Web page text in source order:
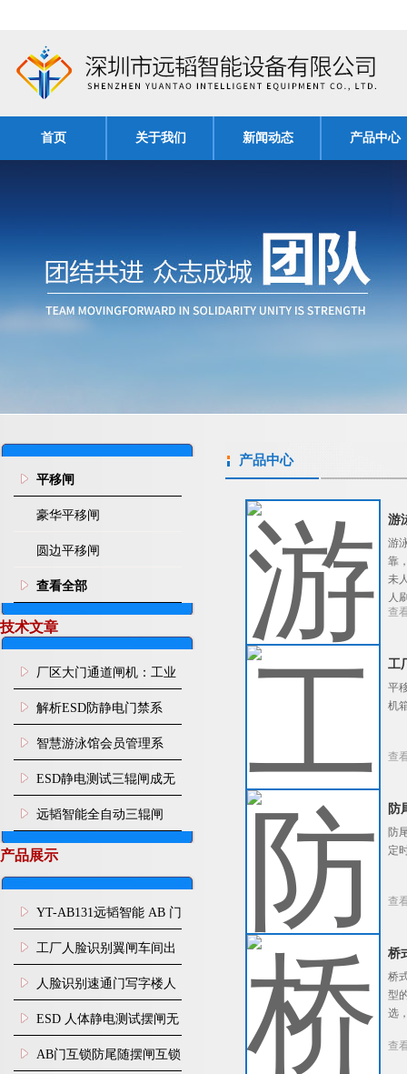
首页 关于我们 新闻动态 产品中心
平移闸
豪华平移闸
圆边平移闸
查看全部
技术文章
厂区大门通道闸机：工业
园区人车分流智能通行管
控设施
解析ESD防静电门禁系
统：从人体静电消除到通
道智能管控
智慧游泳馆会员管理系
统：刷脸入场 年月卡管
控、次卡自动扣次
ESD静电测试三辊闸成无
尘车间刚需，远韬智能一
站式管控人体静电与人员
通行
远韬智能全自动三辊闸
产品展示
YT-AB131远韬智能 AB 门
闸机双通道互锁防尾随闸
机
工厂人脸识别翼闸车间出
入口人行通道门禁
人脸识别速通门写字楼人
行通道闸门禁设备
ESD 人体静电测试摆闸无
尘车间防静电闸机
AB门互锁防尾随摆闸互锁
产品中心
游
游
靠
未
人
查
工
平
机
查
防
防
定
查
桥
桥
型
选
查